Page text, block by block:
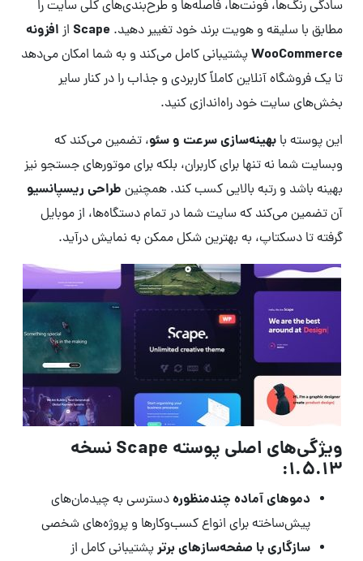
سادگی رنگ‌ها، فونت‌ها، فاصله‌ها و طرح‌بندی‌های کلی سایت را
مطابق با سلیقه و هویت برند خود تغییر دهید. Scape از افزونه
WooCommerceپشتیبانی کامل می‌کند و به شما امکان می‌دهد
تا یک فروشگاه آنلاین کاملاً کاربردی و جذاب را در کنار سایر
بخش‌های سایت خود راه‌اندازی کنید.
این پوسته با بهینه‌سازی سرعت و سئو، تضمین می‌کند که
وبسایت شما نه تنها برای کاربران، بلکه برای موتورهای جستجو نیز
بهینه باشد و رتبه بالایی کسب کند. همچنین طراحی ریسپانسیو
آن تضمین می‌کند که سایت شما در تمام دستگاه‌ها، از موبایل
گرفته تا دسکتاپ، به بهترین شکل ممکن به نمایش درآید.
ویژگی‌های اصلی پوسته Scape نسخه
1.5.13:
دموهای آماده چندمنظورهدسترسی به چیدمان‌های
پیش‌ساخته برای انواع کسب‌وکارها و پروژه‌های شخصی
سازگاری با صفحه‌سازهای برترپشتیبانی کامل از